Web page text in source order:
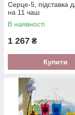
Серце-5, підставка
на 11 чаш
В наявності
1 267 ₴
Купити